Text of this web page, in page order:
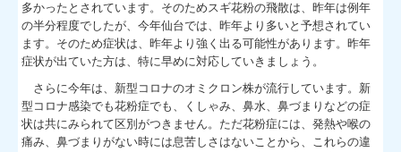
多かったとされています。そのためスギ花粉の飛散は、昨年は例年
の半分程度でしたが、今年仙台では、昨年より多いと予想されてい
ます。そのため症状は、昨年より強く出る可能性があります。昨年
症状が出ていた方は、特に早めに対応していきましょう。
さらに今年は、新型コロナのオミクロン株が流行しています。新
型コロナ感染でも花粉症でも、くしゃみ、鼻水、鼻づまりなどの症
状は共にみられて区別がつきません。ただ花粉症には、発熱や喉の
痛み、鼻づまりがない時には息苦しさはないことから、これらの違